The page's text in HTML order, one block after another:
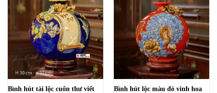
Bình hút tài lộc cuốn thư viết
Bình hút lộc màu đỏ vinh hoa